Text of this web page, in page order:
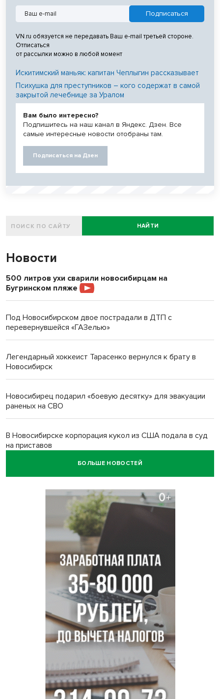
VN.ru обязуется не передавать Ваш e-mail третьей стороне.
Отписаться
от рассылки можно в любой момент
Искитимский маньяк: капитан Чеплыгин рассказывает
Психушка для преступников – кого содержат в самой
закрытой лечебнице за Уралом
Вам было интересно?
Подпишитесь на наш канал в Яндекс. Дзен. Все
самые интересные новости отобраны там.
Подписаться на Дзен
НАЙТИ
Новости
500 литров ухи сварили новосибирцам на
Бугринском пляже
Под Новосибирском двое пострадали в ДТП с
перевернувшейся «ГАЗелью»
Легендарный хоккеист Тарасенко вернулся к брату в
Новосибирск
Новосибирец подарил «боевую десятку» для эвакуации
раненых на СВО
В Новосибирске корпорация кукол из США подала в суд
на приставов
БОЛЬШЕ НОВОСТЕЙ